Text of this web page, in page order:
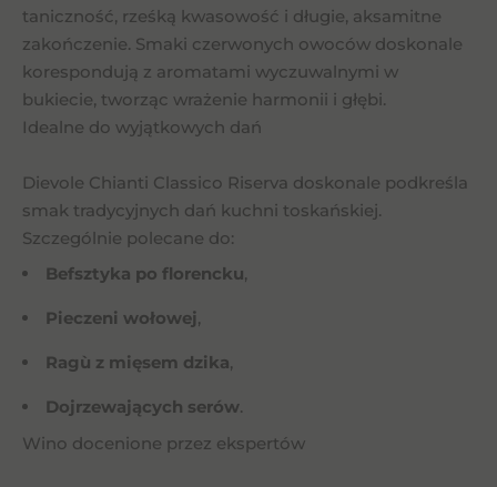
taniczność, rześką kwasowość i długie, aksamitne
zakończenie. Smaki czerwonych owoców doskonale
korespondują z aromatami wyczuwalnymi w
bukiecie, tworząc wrażenie harmonii i głębi.
Idealne do wyjątkowych dań
Dievole Chianti Classico Riserva doskonale podkreśla
smak tradycyjnych dań kuchni toskańskiej.
Szczególnie polecane do:
Befsztyka po florencku,
Pieczeni wołowej,
Ragù z mięsem dzika,
Dojrzewających serów.
Wino docenione przez ekspertów